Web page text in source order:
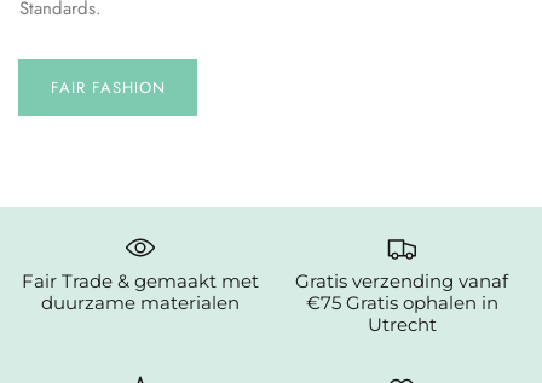
Standards.
FAIR FASHION
Fair Trade & gemaakt met
duurzame materialen
Gratis verzending vanaf
€75 Gratis ophalen in
Utrecht